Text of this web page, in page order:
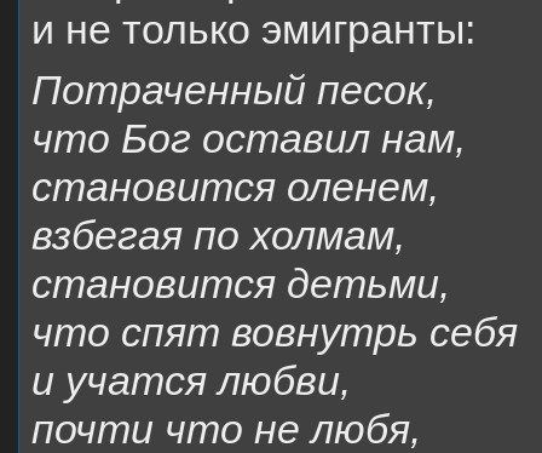
и не только эмигранты:
Потраченный песок,
что Бог оставил нам,
становится оленем,
взбегая по холмам,
становится детьми,
что спят вовнутрь себя
и учатся любви,
почти что не любя,